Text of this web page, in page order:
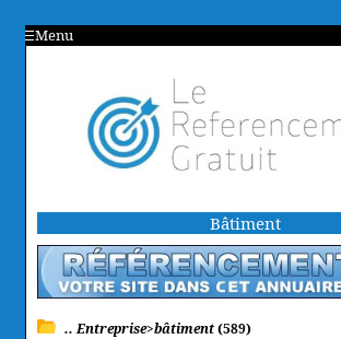
Menu
Bâtiment
.. Entreprise>bâtiment(589)